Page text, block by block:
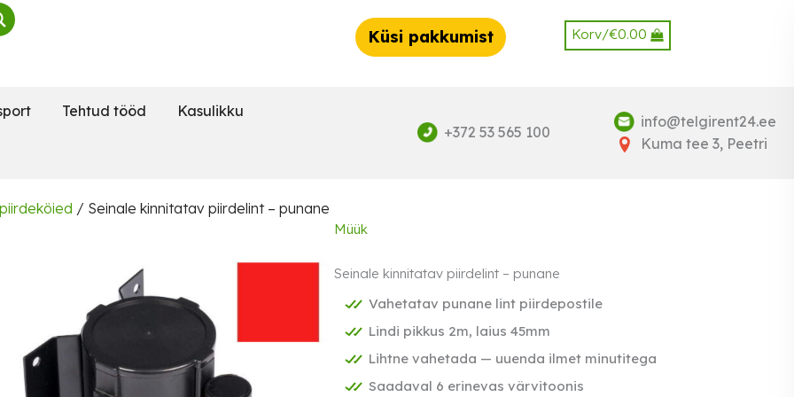
Korv/€0.00
Küsi pakkumist
Tehtud tööd Kasulikku
+372 53 565 100
info@telgirent24.ee
Kuma tee 3, Peetri
/ Seinale kinnitatav piirdelint – punane
Müük
Seinale kinnitatav piirdelint – punane
Vahetatav punane lint piirdepostile
Lindi pikkus 2m, laius 45mm
Lihtne vahetada — uuenda ilmet minutitega
Saadaval 6 erinevas värvitoonis